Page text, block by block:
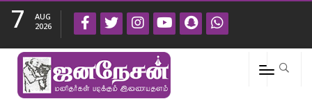
7
AUG
2026